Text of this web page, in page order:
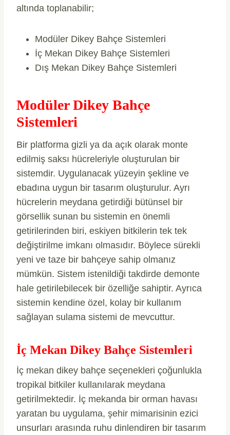
altında toplanabilir;
Modüler Dikey Bahçe Sistemleri
İç Mekan Dikey Bahçe Sistemleri
Dış Mekan Dikey Bahçe Sistemleri
Modüler Dikey Bahçe
Sistemleri
Bir platforma gizli ya da açık olarak monte
edilmiş saksı hücreleriyle oluşturulan bir
sistemdir. Uygulanacak yüzeyin şekline ve
ebadına uygun bir tasarım oluşturulur. Ayrı
hücrelerin meydana getirdiği bütünsel bir
görsellik sunan bu sistemin en önemli
getirilerinden biri, eskiyen bitkilerin tek tek
değiştirilme imkanı olmasıdır. Böylece sürekli
yeni ve taze bir bahçeye sahip olmanız
mümkün. Sistem istenildiği takdirde demonte
hale getirilebilecek bir özelliğe sahiptir. Ayrıca
sistemin kendine özel, kolay bir kullanım
sağlayan sulama sistemi de mevcuttur.
İç Mekan Dikey Bahçe Sistemleri
İç mekan dikey bahçe seçenekleri çoğunlukla
tropikal bitkiler kullanılarak meydana
getirilmektedir. İç mekanda bir orman havası
yaratan bu uygulama, şehir mimarisinin ezici
unsurları arasında ruhu dinlendiren bir tasarım